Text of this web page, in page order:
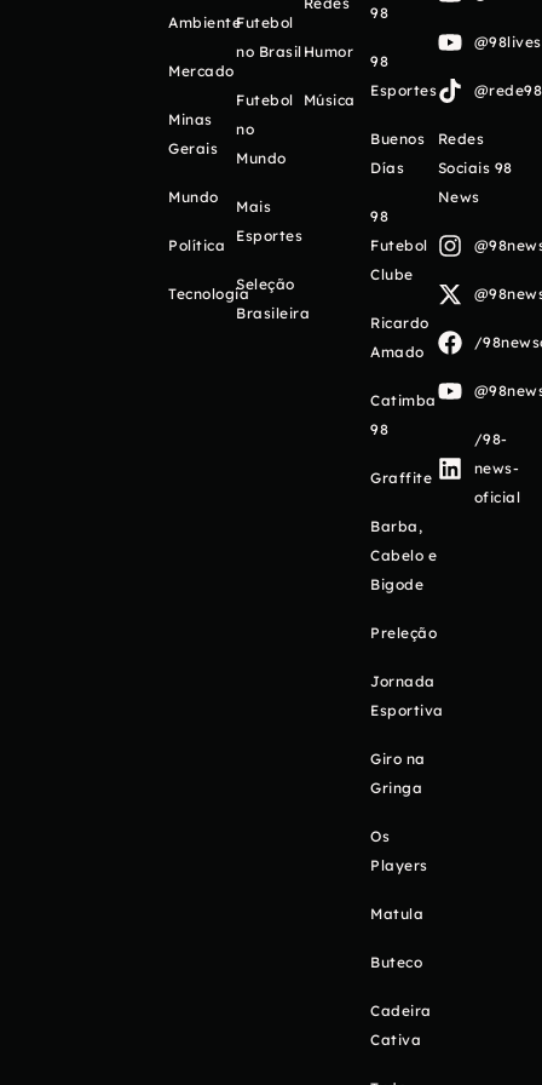
Ambiente
Mercado
Minas
Gerais
Mundo
Política
Tecnologia
Futebol
no Brasil
Futebol
no
Mundo
Mais
Esportes
Seleção
Brasileira
Humor
Música
98
98
Esportes
Buenos
Días
98
Futebol
Clube
Ricardo
Amado
Catimba
98
Graffite
Barba,
Cabelo e
Bigode
Preleção
Jornada
Esportiva
Giro na
Gringa
Os
Players
Matula
Buteco
Cadeira
Cativa
Redes
Sociais 98
News
/
/98-
news-
oficial